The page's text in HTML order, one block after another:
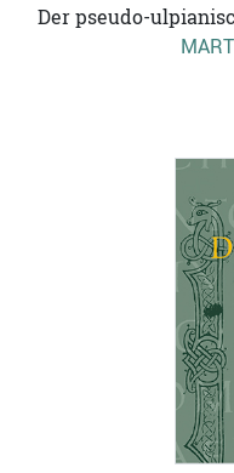
Der pseudo-